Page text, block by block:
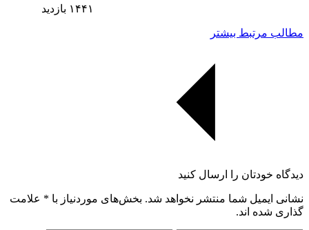
۱۴۴۱ بازدید
مطالب مرتبط بیشتر
دیدگاه خودتان را ارسال کنید
نشانی ایمیل شما منتشر نخواهد شد. بخش‌های موردنیاز با * علامت
گذاری شده اند.